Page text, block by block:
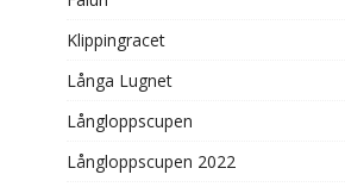
Klippingracet
Långa Lugnet
Långloppscupen
Långloppscupen 2022